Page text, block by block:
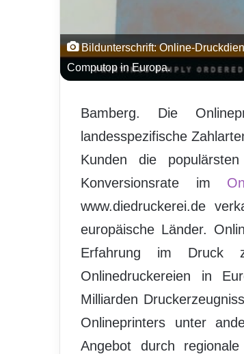
Bildunterschrift: Online-
Computop in Europa.
Bamberg. Die
landesspezifische
Kunden die
Konversionsrate im
www.diedruckerei.de
europäische Länder.
Erfahrung im Druck
Onlinedruckereien in
Milliarden
Onlineprinters unter
Angebot durch